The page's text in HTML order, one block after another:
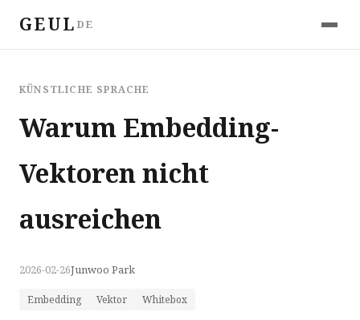
GEUL DE
KÜNSTLICHE SPRACHE
Warum Embedding-
Vektoren nicht
ausreichen
2026-02-26Junwoo Park
Embedding Vektor Whitebox